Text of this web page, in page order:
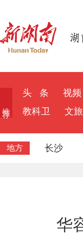
头 条 视频
教科卫
文
地方 长沙
华